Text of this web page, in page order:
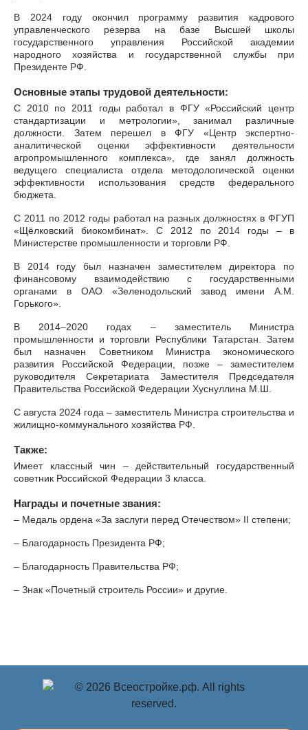
В 2024 году окончил программу развития кадрового
управленческого резерва на базе Высшей школы
государственного управления Российской академии
народного хозяйства и государственной службы при
Президенте РФ.
Основные этапы трудовой деятельности:
С 2010 по 2011 годы работал в ФГУ «Российский центр
стандартизации и метрологии», занимал различные
должности. Затем перешел в ФГУ «Центр экспертно-
аналитической оценки эффективности деятельности
агропромышленного комплекса», где занял должность
ведущего специалиста отдела методологической оценки
эффективности использования средств федерального
бюджета.
С 2011 по 2012 годы работал на разных должностях в ФГУП
«Щёлковский биокомбинат». С 2012 по 2014 годы – в
Министерстве промышленности и торговли РФ.
В 2014 году был назначен заместителем директора по
финансовому взаимодействию с государственными
органами в ОАО «Зеленодольский завод имени А.М.
Горького».
В 2014–2020 годах – заместитель Министра
промышленности и торговли Республики Татарстан. Затем
был назначен Советником Министра экономического
развития Российской Федерации, позже – заместителем
руководителя Секретариата Заместителя Председателя
Правительства Российской Федерации Хуснуллина М.Ш.
С августа 2024 года – заместитель Министра строительства и
жилищно-коммунального хозяйства РФ.
Также:
Имеет классный чин – действительный государственный
советник Российской Федерации 3 класса.
Награды и почетные звания:
– Медаль ордена «За заслуги перед Отечеством» II степени;
– Благодарность Президента РФ;
– Благодарность Правительства РФ;
– Знак «Почетный строитель России» и другие.